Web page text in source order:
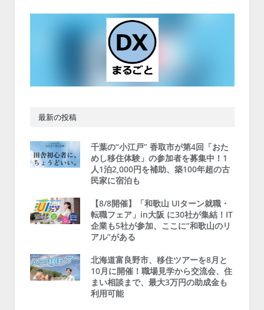
最新の投稿
千葉の“小江戸” 香取市が第4回「おた
めし移住体験」の参加者を募集中！1
人1泊2,000円を補助、築100年超の古
民家に宿泊も
【8/8開催】「和歌山 UIターン就職・
転職フェア」in大阪 に30社が集結！IT
企業も5社が参加、ここに“和歌山のリ
アル”がある
北海道富良野市、移住ツアーを8月と
10月に開催！職場見学から交流会、住
まい相談まで、最大3万円の助成金も
利用可能